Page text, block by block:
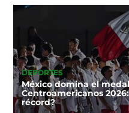
DEPORTES
México domina el
Centroamericanos
récord?